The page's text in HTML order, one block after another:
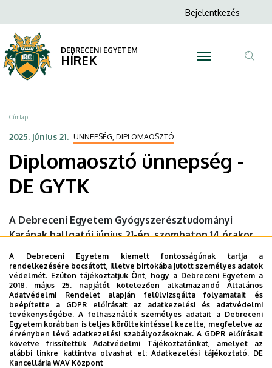
ünnepség
-
DE
GYTK
DEBRECENI
EGYETEM
a
tartalomra
Anonim
menüje
Bejelentkezés
DEBRECENI EGYETEM
HÍREK
Morzsa
Címlap
2025. június 21. ÜNNEPSÉG, DIPLOMAOSZTÓ
Diplomaosztó ünnepség -
DE GYTK
A Debreceni Egyetem Gyógyszerésztudományi
Karának hallgatói június 21-én, szombaton 14 órakor
Az eseményeket élőben közvetíti az egyetem Multimédia
E-learning Technikai Központja:
https://youtube.com/live/zLgyDZkY_ng?feature=share
Időpont:2025. június 21. (szombat) 14 óra
Helyszín:Debreceni Egyetem Főépület Díszudvar
(Debrecen, Egyetem tér 1.)
A Debreceni Egyetem kiemelt fontosságúnak tartja a
rendelkezésére bocsátott, illetve birtokába jutott személyes adatok
védelmét. Ezúton tájékoztatjuk Önt, hogy a Debreceni Egyetem a
2018. május 25. napjától kötelezően alkalmazandó Általános
Adatvédelmi Rendelet alapján felülvizsgálta folyamatait és
beépítette a GDPR előírásait az adatkezelési és adatvédelmi
tevékenységébe. A felhasználók személyes adatait a Debreceni
Egyetem korábban is teljes körültekintéssel kezelte, megfelelve az
érvényben lévő adatkezelési szabályozásoknak. A GDPR előírásait
követve frissítettük Adatvédelmi Tájékoztatónkat, amelyet az
alábbi linkre kattintva olvashat el:Adatkezelési tájékoztató. DE
Kancellária WAV Központ